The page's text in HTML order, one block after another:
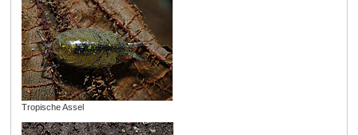
Tropische Assel